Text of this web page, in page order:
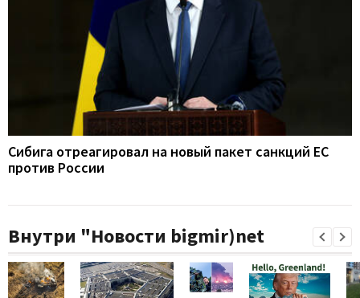
Сибига отреагировал на новый пакет санкций ЕС
против России
Внутри "Новости bigmir)net